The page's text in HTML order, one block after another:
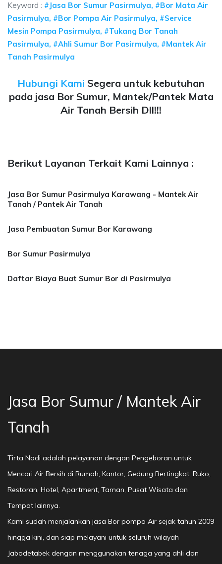
Keyword : #Jasa Bor Sumur Pasirmulya, #Bor Mata Air
Pasirmulya, #Bor Pompa Air Pasirmulya, #Service
Mesin Pompa Pasirmulya, #Tukang Bor Tanah
Pasirmulya, #Ahli Sumur Bor Pasirmulya, #Mantek Air
Tanah Pasirmulya
Hubungi Kami Segera untuk kebutuhan
pada jasa Bor Sumur, Mantek/Pantek Mata
Air Tanah Bersih Dll!!!
Berikut Layanan Terkait Kami Lainnya :
Jasa Bor Sumur Pasirmulya Karawang - Mantek Air
Tanah / Pantek Air Tanah
Jasa Pembuatan Sumur Bor Karawang
Bor Sumur Pasirmulya
Daftar Biaya Buat Sumur Bor di Pasirmulya
Jasa Bor Sumur / Mantek Air
Tanah
Tirta Nadi adalah pelayanan dengan Pengeboran untuk
Mencari Air Bersih di Rumah, Kantor, Gedung Bertingkat, Ruko,
Restoran, Hotel, Apartment, Taman, Pusat Wisata dan
Tempat lainnya.
Kami sudah menjalankan jasa Bor pompa Air sejak tahun 2009
hingga kini, dan siap melayani untuk seluruh wilayah
Jabodetabek dengan menggunakan tenaga yang ahli dan